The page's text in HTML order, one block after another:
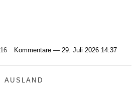
16 Kommentare — 29. Juli 2026 14:37
AUSLAND